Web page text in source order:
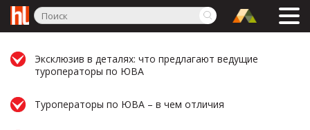
Эксклюзив в деталях: что предлагают ведущие
туроператоры по ЮВА
Туроператоры по ЮВА – в чем отличия